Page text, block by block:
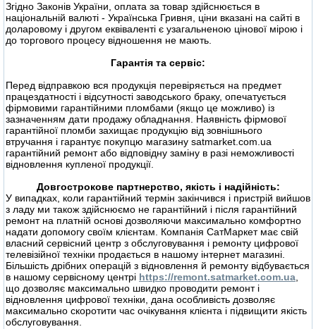
Згідно Законів України, оплата за товар здійснюється в
національній валюті - Українська Гривня, ціни вказані на сайті в
доларовому і другом еквіваленті є узагальненою цінової мірою і
до торгового процесу відношення не мають.
Гарантія та сервіс:
Перед відправкою вся продукція перевіряється на предмет
працездатності і відсутності заводського браку, опечатується
фірмовими гарантійними пломбами (якщо це можливо) із
зазначенням дати продажу обладнання. Наявність фірмової
гарантійної пломби захищає продукцію від зовнішнього
втручання і гарантує покупцю магазину satmarket.com.ua
гарантійний ремонт або відповідну заміну в разі неможливості
відновлення купленої продукції.
Довгострокове партнерство, якість і надійність:
У випадках, коли гарантійний термін закінчився і пристрій вийшов
з ладу ми також здійснюємо не гарантійний і після гарантійний
ремонт на платній основі дозволяючи максимально комфортно
надати допомогу своїм клієнтам. Компанія СатМаркет має свій
власний сервісний центр з обслуговування і ремонту цифрової
телевізійної техніки продається в нашому інтернет магазині.
Більшість дрібних операцій з відновлення й ремонту відбувається
в нашому сервісному центрі https://remont.satmarket.com.ua,
що дозволяє максимально швидко проводити ремонт і
відновлення цифрової техніки, дана особливість дозволяє
максимально скоротити час очікування клієнта і підвищити якість
обслуговування.